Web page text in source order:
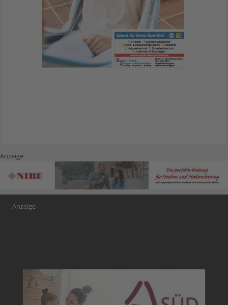
Anzeige
Anzeige